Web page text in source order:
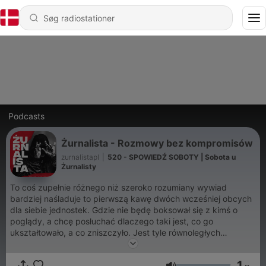
Podcasts
Żurnalista - Rozmowy bez kompromisów
zurnalistapl
520 - SPOWIEDŹ SOBOTY | Sobota u
Żurnalisty
To coś zupełnie różnego niż szeroko rozumiany wywiad
bardziej naśladuje to pierwszą kawę dwóch wcześniej obcych
dla siebie jednostek. Gdzie nie będę boksował się z kimś o
poglądy, a chcę posłuchać dlaczego taki jest, co go
ukształtowało, a co zniszczyło. Jest tyle równoległych
środowisk i żyć jak e-sport, artyści czy naukowcy z których